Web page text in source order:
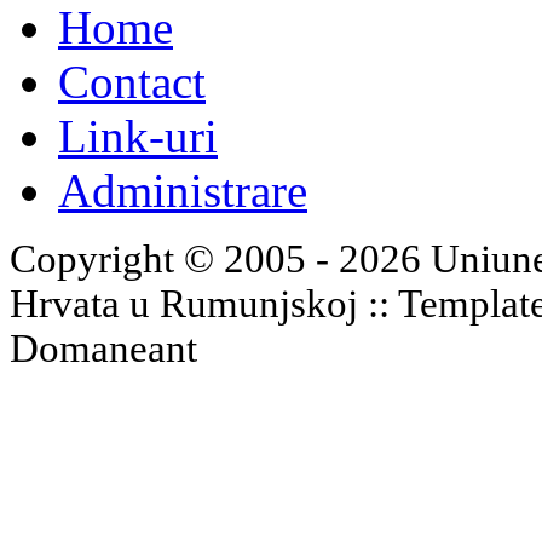
Home
Contact
Link-uri
Administrare
Copyright © 2005 - 2026
Hrvata u Rumunjskoj ::
Domaneant